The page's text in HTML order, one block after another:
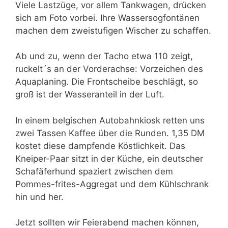
Viele Lastzüge, vor allem Tankwagen, drücken
sich am Foto vorbei. Ihre Wassersogfontänen
machen dem zweistufigen Wischer zu schaffen.
Ab und zu, wenn der Tacho etwa 110 zeigt,
ruckelt´s an der Vorderachse: Vorzeichen des
Aquaplaning. Die Frontscheibe beschlägt, so
groß ist der Wasseranteil in der Luft.
In einem belgischen Autobahnkiosk retten uns
zwei Tassen Kaffee über die Runden. 1,35 DM
kostet diese dampfende Köstlichkeit. Das
Kneiper-Paar sitzt in der Küche, ein deutscher
Schafäferhund spaziert zwischen dem
Pommes-frites-Aggregat und dem Kühlschrank
hin und her.
Jetzt sollten wir Feierabend machen können,